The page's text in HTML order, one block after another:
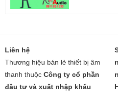
Liên hệ
Thương hiệu bán lẻ thiết bị âm
thanh thuộc Công ty cổ phần
đầu tư và xuất nhập khẩu